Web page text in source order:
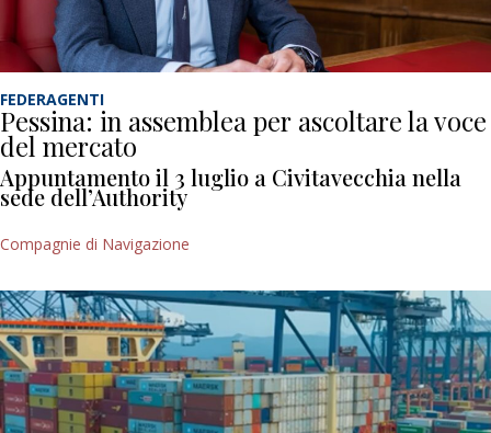
FEDERAGENTI
Pessina: in assemblea per ascoltare la voce
del mercato
Appuntamento il 3 luglio a Civitavecchia nella
sede dell’Authority
Compagnie di Navigazione